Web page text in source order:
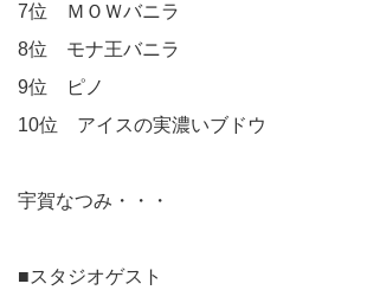
7位 ＭＯＷバニラ
8位 モナ王バニラ
9位 ピノ
10位 アイスの実濃いブドウ
宇賀なつみ・・・
■スタジオゲスト